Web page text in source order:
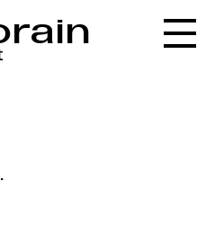
Accueil
réseau
festival